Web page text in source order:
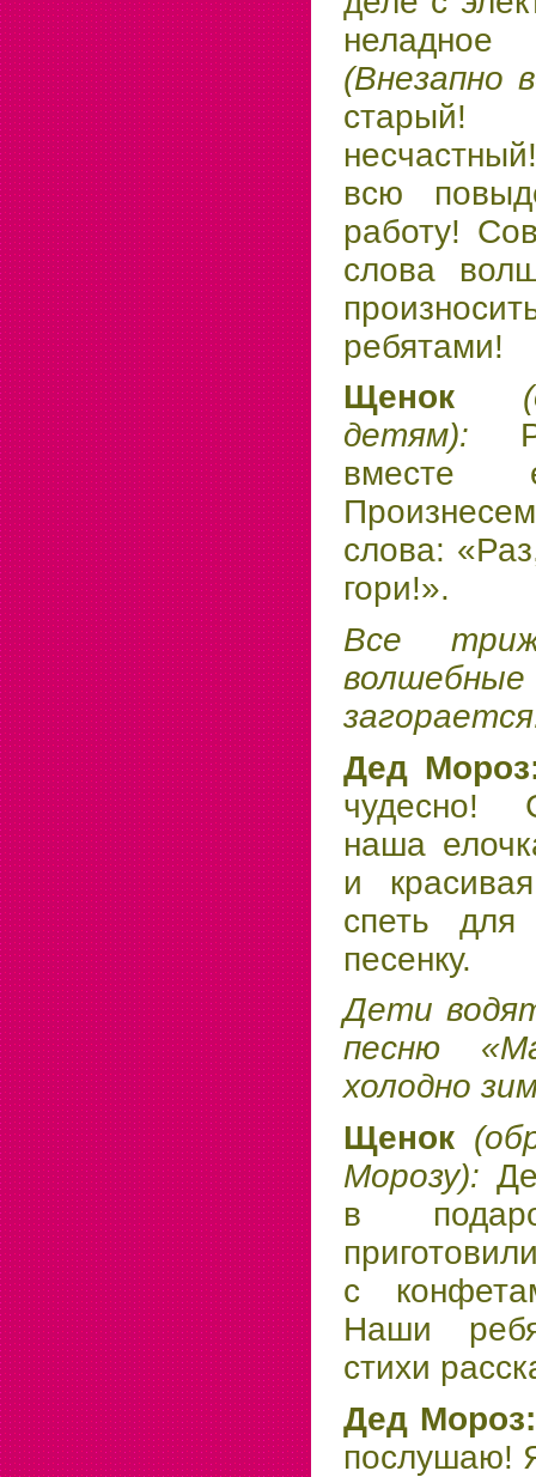
(Внезапно
всю
работу!
слова
ребятами!
Щенок
детям):
вместе
слова:
гори!».
Все
Дед
чудесно!
наша
и
спеть для
песенку.
Дети
песню
холодно
Щенок
Морозу):
в
с
Наши
стихи
Дед
послушаю!